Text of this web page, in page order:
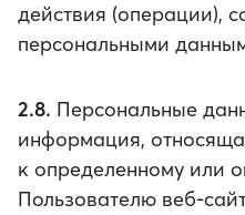
действия (операции),
персональными
2.8. Персональные
информация,
к определенному или
Пользователю веб-